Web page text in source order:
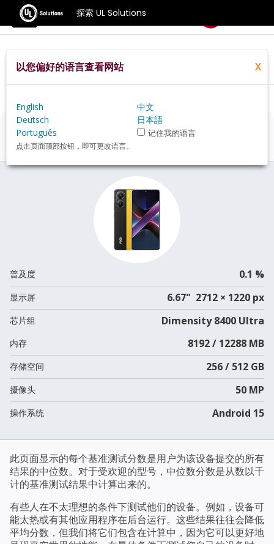
探索 UL Solutions
基准测试
Home Zh Hans Hardware
Xiaomi+Poco+X7+Pro+review
Xiaomi Poco X7 Pro评估
普及度 0.1 %
显示屏 6.67" 2712 × 1220 px
芯片组 Dimensity 8400 Ultra
内存 8192 / 12288 MB
存储空间 256 / 512 GB
摄像头 50 MP
操作系统 Android 15
此页面显示的每个基准测试分数是用户为该设备提交的所有
结果的中位数。对于受欢迎的型号，中位数分数是从数以千
计的基准测试结果中计算出来的。
有些人在不太理想的条件下测试他们的设备。例如，设备可
能太热或有其他应用程序在后台运行。这些结果往往会降低
平均分数，但我们将它们包含在计算中，因为它可以更好地
以您偏好的语言查看网站 X
English
中文
Deutsch
日本語
Português
记住我的语言
点击页面顶部按钮，即可更改语言。